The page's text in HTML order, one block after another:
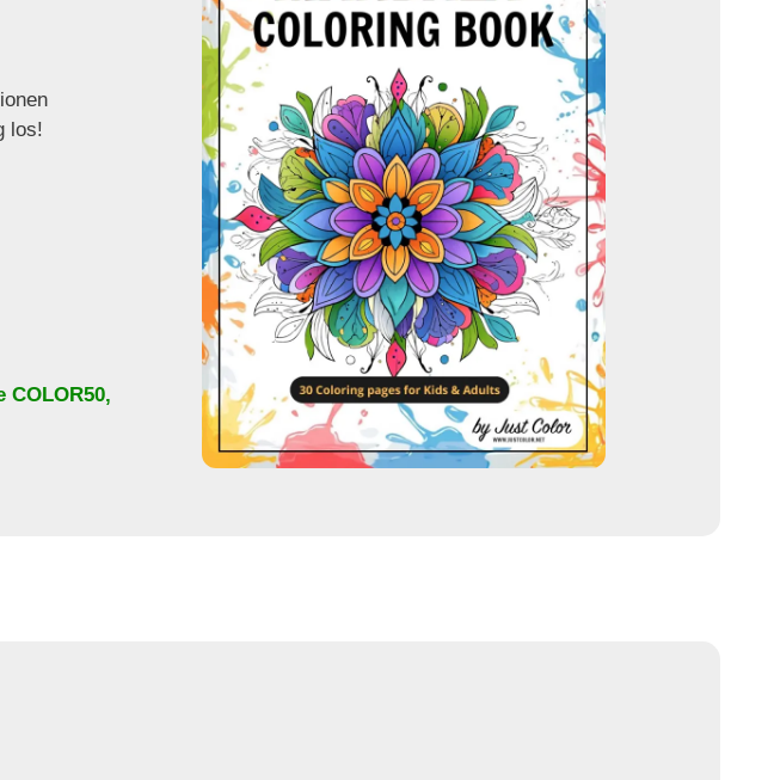
los!
COLOR50,